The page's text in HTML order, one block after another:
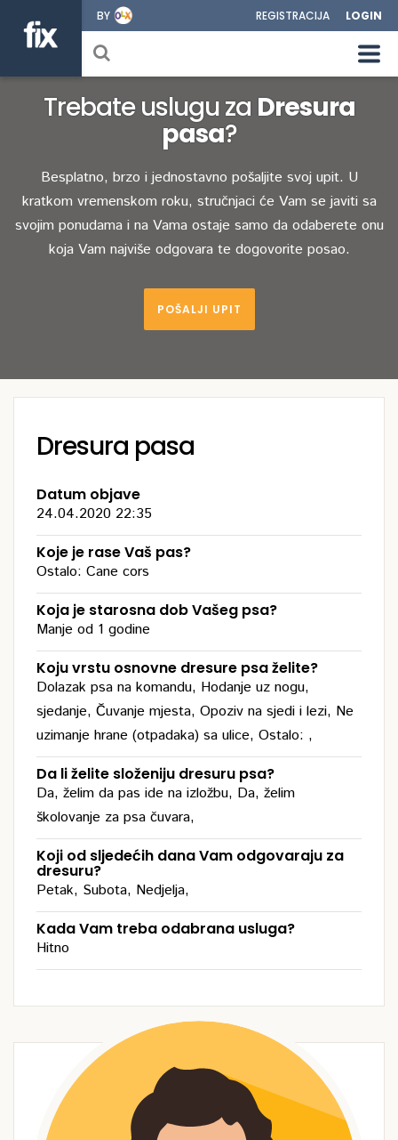
BY REGISTRACIJA LOGIN
Trebate uslugu za Dresura
pasa?
Besplatno, brzo i jednostavno pošaljite svoj upit. U
kratkom vremenskom roku, stručnjaci će Vam se javiti sa
svojim ponudama i na Vama ostaje samo da odaberete onu
koja Vam najviše odgovara te dogovorite posao.
POŠALJI UPIT
Dresura pasa
Datum objave
24.04.2020 22:35
Koje je rase Vaš pas?
Ostalo: Cane cors
Koja je starosna dob Vašeg psa?
Manje od 1 godine
Koju vrstu osnovne dresure psa želite?
Dolazak psa na komandu, Hodanje uz nogu,
sjedanje, Čuvanje mjesta, Opoziv na sjedi i lezi, Ne
uzimanje hrane (otpadaka) sa ulice, Ostalo: ,
Da li želite složeniju dresuru psa?
Da, želim da pas ide na izložbu, Da, želim
školovanje za psa čuvara,
Koji od sljedećih dana Vam odgovaraju za
dresuru?
Petak, Subota, Nedjelja,
Kada Vam treba odabrana usluga?
Hitno